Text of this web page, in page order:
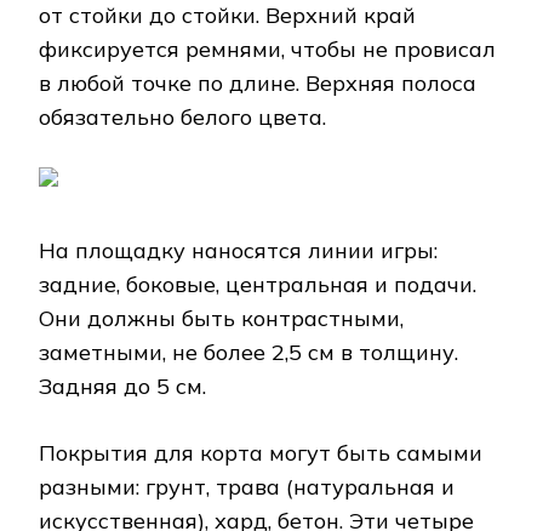
от стойки до стойки. Верхний край
фиксируется ремнями, чтобы не провисал
в любой точке по длине. Верхняя полоса
обязательно белого цвета.
На площадку наносятся линии игры:
задние, боковые, центральная и подачи.
Они должны быть контрастными,
заметными, не более 2,5 см в толщину.
Задняя до 5 см.
Покрытия для корта могут быть самыми
разными: грунт, трава (натуральная и
искусственная), хард, бетон. Эти четыре